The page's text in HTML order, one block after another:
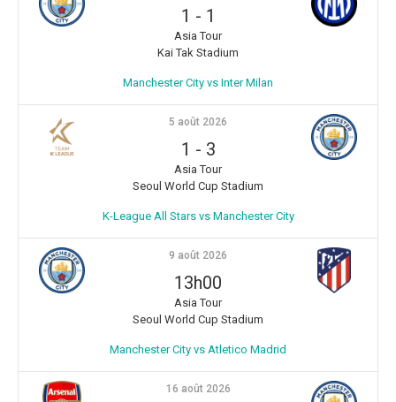
1 - 1
Asia Tour
Kai Tak Stadium
Manchester City vs Inter Milan
5 août 2026
1 - 3
Asia Tour
Seoul World Cup Stadium
K-League All Stars vs Manchester City
9 août 2026
13h00
Asia Tour
Seoul World Cup Stadium
Manchester City vs Atletico Madrid
16 août 2026